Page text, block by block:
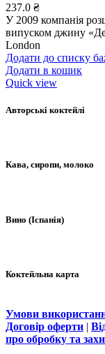
237.0 ₴
У 2009 компанія
випуском джину «Де
London
Додати до списку
Додати в кошик
Quick view
Авторські коктейлі
Кава, сиропи, молоко
Вино (Іспанія)
Коктейльна карта
Умови
Договір оферти |
про обробку та